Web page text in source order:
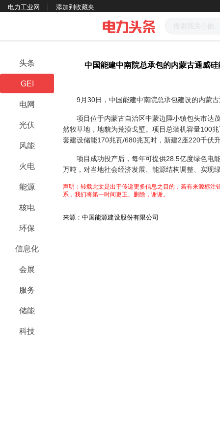
电力工业网 添加到收藏夹
头条
GEI
电网
光伏
风能
火电
能源
核电
环保
信息化
会展
服务
储能
科技
中国能建中南院总承包的内蒙古通威
9月30日，中国能建中南院总承包建设的内蒙古
项目位于内蒙古自治区中蒙边陲小镇包头市达
然牧草地，地貌为荒漠戈壁。项目总装机容量100
套建设储能170兆瓦/680兆瓦时，新建2座220千伏
项目成功投产后，每年可提供28.5亿度绿色电
万吨，对当地社会经济发展、能源结构调整、实现
声明：转载此文是出于传递更多信息之目的，若有来源标
系，我们将第一时间更正、删除，谢谢。
来源：中国能源建设股份有限公司